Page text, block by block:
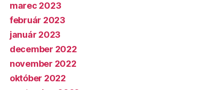
marec 2023
február 2023
január 2023
december 2022
november 2022
október 2022